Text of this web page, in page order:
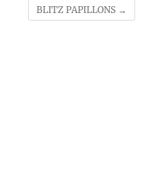
BLITZ PAPILLONS →